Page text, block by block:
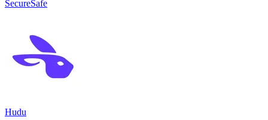
SecureSafe
Hudu